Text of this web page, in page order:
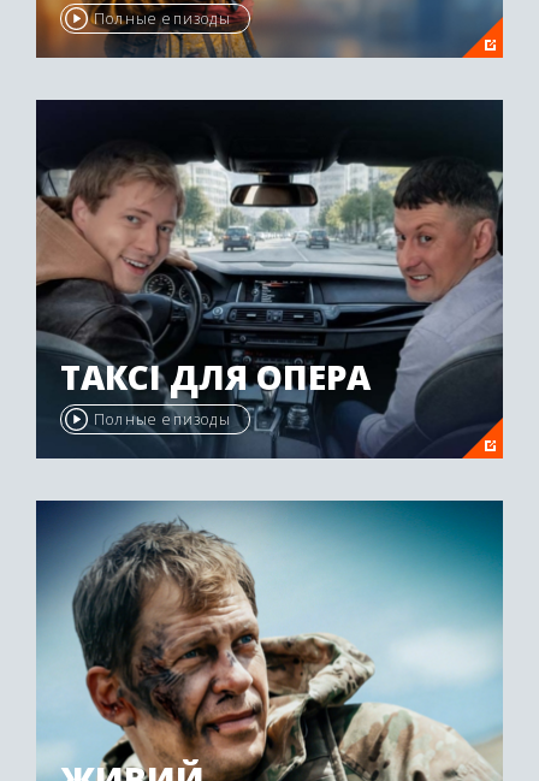
Полные епизоды
ТАКСІ ДЛЯ ОПЕРА
Полные епизоды